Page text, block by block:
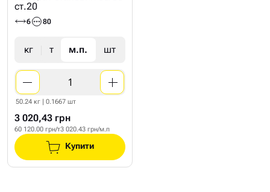
ст.20
6 80
кг т м.п. шт
50.24 кг | 0.1667 шт
3 020,43 грн
60 120.00 грн/т3 020.43 грн/м.п
Купити